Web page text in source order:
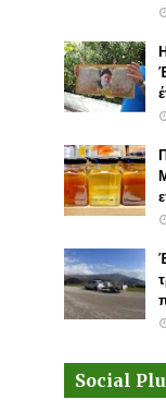
Social